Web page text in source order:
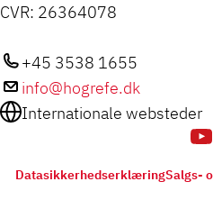
CVR: 26364078
+45 3538 1655
info@hogrefe.dk
Internationale websteder
DatasikkerhedserklæringSalgs-